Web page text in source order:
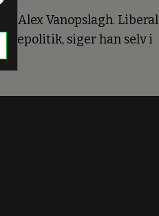
Alex Vanopslagh. Liberal
siger han selv i